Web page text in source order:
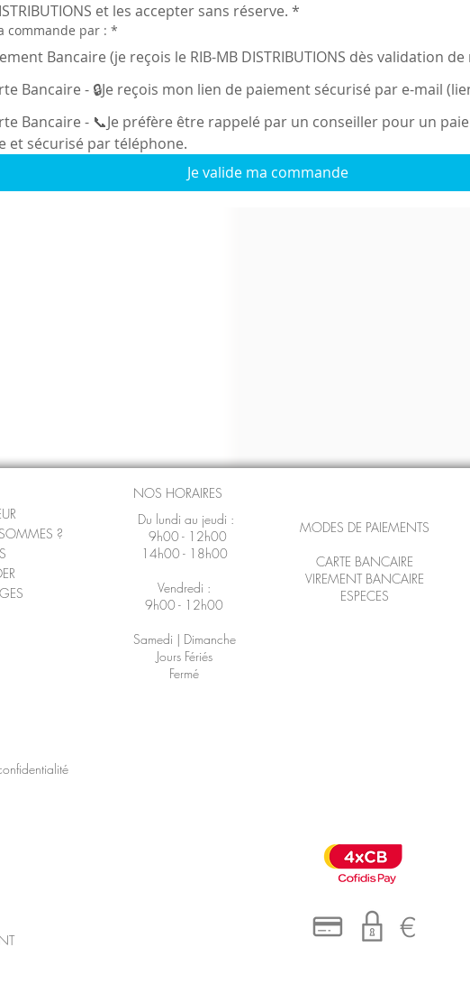
et les accepter sans réserve. *
commande par : *
Bancaire (je reçois le RIB-MB DISTRIBUTIONS dès validation de
Bancaire - 🔒Je reçois mon lien de paiement sécurisé par e-mail
Bancaire - 📞Je préfère être rappelé par un conseiller pour un
et sécurisé par téléphone.
Je valide ma commande
?
NOS HORAIRES
Du lundi au jeudi :
9h00 - 12h00
14h00 - 18h00
Vendredi :
9h00 - 12h00
Samedi | Dimanche
Jours Fériés
Fermé
MODES DE PAIEMENTS
CARTE BANCAIRE
VIREMENT BANCAIRE
ESPECES